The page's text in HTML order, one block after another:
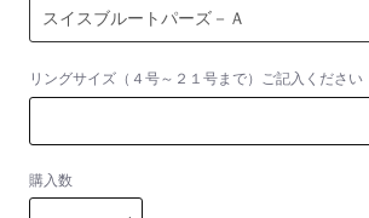
リングサイズ（４号～２１号まで）ご記入ください
購入数